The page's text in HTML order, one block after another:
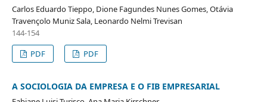
Carlos Eduardo Tieppo, Dione Fagundes Nunes Gomes, Otávia
Travençolo Muniz Sala, Leonardo Nelmi Trevisan
144-154
PDF
PDF
A SOCIOLOGIA DA EMPRESA E O FIB EMPRESARIAL